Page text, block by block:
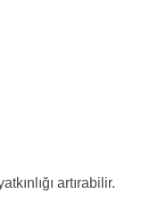
artırabilir.